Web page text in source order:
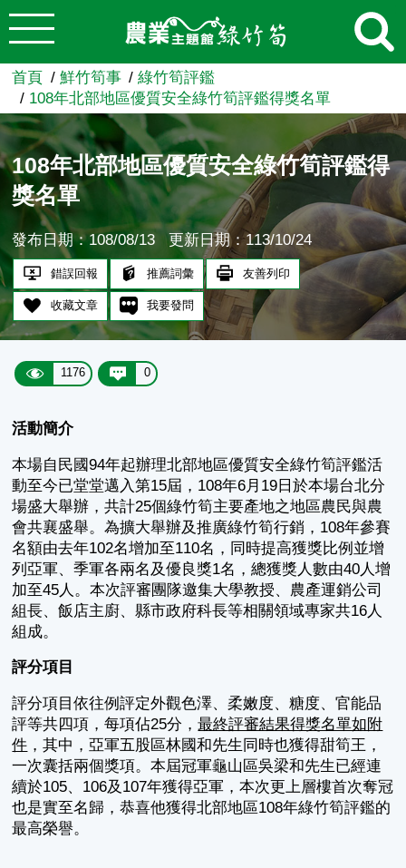
跳到主要內容
農業知識入口網
首頁 鮮竹筍事
綠竹筍評鑑
108年北部地區優質安全綠竹筍評鑑得獎名單
108年北部地區優質安全綠竹筍評鑑得
獎名單
發布日期：108/08/13 更新日期：113/10/24
錯誤回報 推薦詞彙 友善列印
收藏文章 我要發問
1176 0
活動簡介
本場自民國94年起辦理北部地區優質安全綠竹筍評鑑活
動至今已堂堂邁入第15屆，108年6月19日於本場台北分
場盛大舉辦，共計25個綠竹筍主要產地之地區農民與農
會共襄盛舉。為擴大舉辦及推廣綠竹筍行銷，108年參賽
名額由去年102名增加至110名，同時提高獲獎比例並增
列亞軍、季軍各兩名及優良獎1名，總獲獎人數由40人增
加至45人。本次評審團隊邀集大學教授、農產運銷公司
組長、飯店主廚、縣市政府科長等相關領域專家共16人
組成。
評分項目
評分項目依往例評定外觀色澤、柔嫩度、糖度、官能品
評等共四項，每項佔25分，最終評審結果得獎名單如附
件 ，其中，亞軍五股區林國和先生同時也獲得甜筍王，
一次囊括兩個獎項。本屆冠軍龜山區吳梁和先生已經連
續於105、106及107年獲得亞軍，本次更上層樓首次奪冠
也是實至名歸，恭喜他獲得北部地區108年綠竹筍評鑑的
最高榮譽。